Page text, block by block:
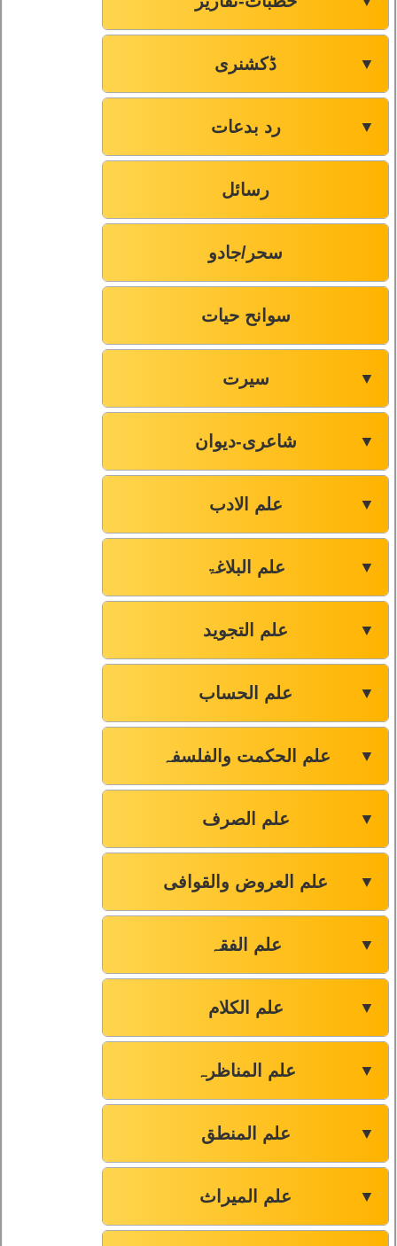
ڈکشنری ▼
رد بدعات ▼
رسائل
سحر/جادو
سوانح حیات
سیرت ▼
شاعری-دیوان ▼
علم الادب ▼
علم البلاغۃ ▼
علم التجوید ▼
علم الحساب ▼
علم الحکمت والفلسفہ ▼
علم الصرف ▼
علم العروض والقوافی ▼
علم الفقہ ▼
علم الکلام ▼
علم المناظرہ ▼
علم المنطق ▼
علم المیراث ▼